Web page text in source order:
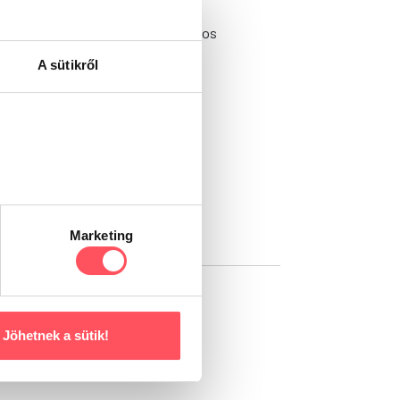
A sütikről
Marketing
Jöhetnek a sütik!
fehérjeforrás és számos fontos